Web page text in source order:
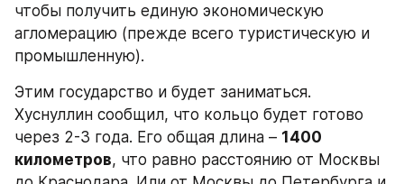
чтобы получить единую экономическую
агломерацию (прежде всего туристическую и
промышленную).
Этим государство и будет заниматься.
Хуснуллин сообщил, что кольцо будет готово
через 2-3 года. Его общая длина – 1400
километров, что равно расстоянию от Москвы